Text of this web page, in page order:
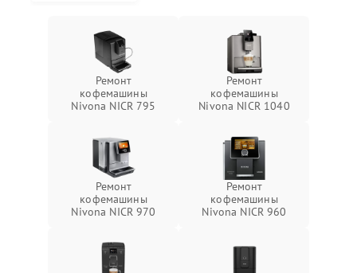
Ремонт
кофемашины
Nivona NICR 795
Ремонт
кофемашины
Nivona NICR 1040
Ремонт
кофемашины
Nivona NICR 970
Ремонт
кофемашины
Nivona NICR 960